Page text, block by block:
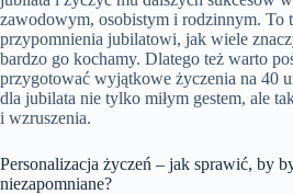
zawodowym, osobistym i rodzinnym. To
przypomnienia jubilatowi, jak wiele
bardzo go kochamy. Dlatego też warto
przygotować wyjątkowe życzenia na 40
dla jubilata nie tylko miłym gestem, ale
i wzruszenia.
Personalizacja życzeń – jak sprawić, by
niezapomniane?